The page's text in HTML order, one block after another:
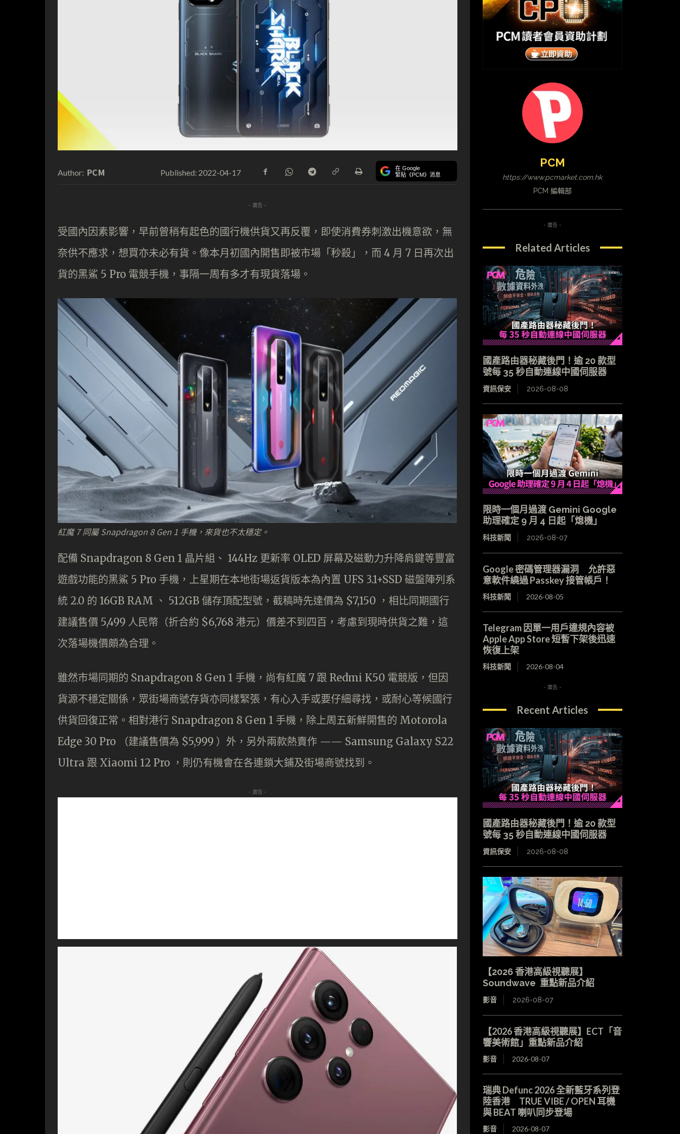
Author: PCM Published: 2022-04-17 在 Google
緊貼《PCM》消息
- 廣告 -
受國內因素影響，早前曾稍有起色的國行機供貨又再反覆，即使消費券刺激出機意欲，無
奈供不應求，想買亦未必有貨。像本月初國內開售即被市場「秒殺」，而 4 月 7 日再次出
貨的黑鯊 5 Pro 電競手機，事隔一周有多才有現貨落場。
紅魔 7 同屬 Snapdragon 8 Gen 1 手機，來貨也不太穩定。
配備 Snapdragon 8 Gen 1 晶片組、 144Hz 更新率 OLED 屏幕及磁動力升降肩鍵等豐富
遊戲功能的黑鯊 5 Pro 手機，上星期在本地街場返貨版本為內置 UFS 3.1+SSD 磁盤陣列系
統 2.0 的 16GB RAM 、 512GB 儲存頂配型號，截稿時先達價為 $7,150 ，相比同期國行
建議售價 5,499 人民幣（折合約 $6,768 港元）價差不到四百，考慮到現時供貨之難，這
次落場機價頗為合理。
雖然市場同期的 Snapdragon 8 Gen 1 手機，尚有紅魔 7 跟 Redmi K50 電競版，但因
貨源不穩定關係，眾街場商號存貨亦同樣緊張，有心入手或要仔細尋找，或耐心等候國行
供貨回復正常。相對港行 Snapdragon 8 Gen 1 手機，除上周五新鮮開售的 Motorola
Edge 30 Pro （建議售價為 $5,999 ）外，另外兩款熱賣作 —— Samsung Galaxy S22
Ultra 跟 Xiaomi 12 Pro ，則仍有機會在各連鎖大鋪及街場商號找到。
- 廣告 -
PCM
https://www.pcmarket.com.hk
PCM 編輯部
- 廣告 -
Related Articles
國產路由器秘藏後門！逾 20 款型
號每 35 秒自動連線中國伺服器
資訊保安 2026-08-08
限時一個月過渡 Gemini Google
助理確定 9 月 4 日起「熄機」
科技新聞 2026-08-07
Google 密碼管理器漏洞 允許惡
意軟件繞過 Passkey 接管帳戶！
科技新聞 2026-08-05
Telegram 因單一用戶違規內容被
Apple App Store 短暫下架後迅速
恢復上架
科技新聞 2026-08-04
- 廣告 -
Recent Articles
國產路由器秘藏後門！逾 20 款型
號每 35 秒自動連線中國伺服器
資訊保安 2026-08-08
【2026 香港高級視聽展】
Soundwave 重點新品介紹
影音 2026-08-07
【2026 香港高級視聽展】ECT「音
響美術館」重點新品介紹
影音 2026-08-07
瑞典 Defunc 2026 全新藍牙系列登
陸香港 TRUE VIBE / OPEN 耳機
與 BEAT 喇叭同步登場
影音 2026-08-07